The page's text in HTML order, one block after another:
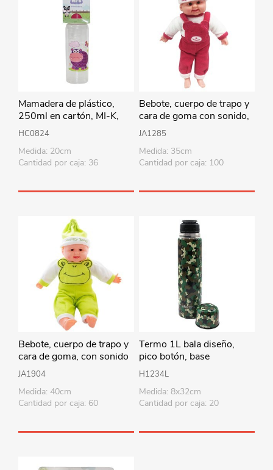
Mamadera de plástico,
250ml en cartón, MI-K,
varios diseños
HC0824
Medida: 20cm
Cantidad por caja: 36
Bebote, cuerpo de trapo y
cara de goma con sonido,
35cm varios colores en
bolsa
JA1285
Medida: 35cm
Cantidad por caja: 100
Bebote, cuerpo de trapo y
cara de goma, con sonido
40cm, varios colores en
bolsa
JA1904
Medida: 40cm
Cantidad por caja: 60
Termo 1L bala diseño,
pico botón, base
antideslizante, Berlina
H1234L
Medida: 8x32cm
Cantidad por caja: 20